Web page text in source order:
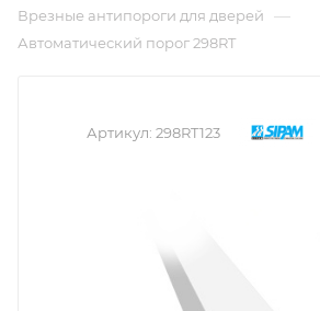
Врезные антипороги для дверей —
Автоматический порог 298RT
Артикул: 298RT123